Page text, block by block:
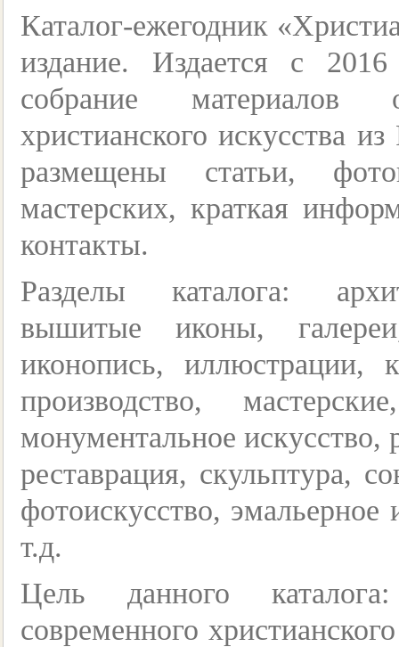
Каталог-ежегодник
издание. Издается с
собрание материалов
христианского искусства
размещены статьи,
мастерских, краткая
контакты.
Разделы каталога:
вышитые иконы,
иконопись, иллюстрации,
производство,
монументальное искусство,
реставрация, скульптура,
фотоискусство, эмальерное
т.д.
Цель данного
современного